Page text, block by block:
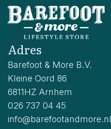
Adres
Barefoot & More B.V.
Kleine Oord 86
6811HZ Arnhem
026 737 04 45
info@barefootandmore.nl